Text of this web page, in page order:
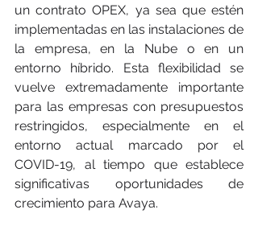
un contrato OPEX, ya sea que estén
implementadas en las instalaciones de
la empresa, en la Nube o en un
entorno híbrido. Esta flexibilidad se
vuelve extremadamente importante
para las empresas con presupuestos
restringidos, especialmente en el
entorno actual marcado por el
COVID-19, al tiempo que establece
significativas oportunidades de
crecimiento para Avaya.